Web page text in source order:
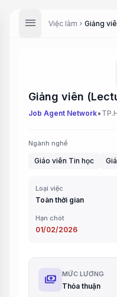
menu Việc làm chevron_right Giảng
Giảng viên
Job Agent Network•
Ngành nghề
Giáo viên Tin học
Loại việc
Toàn thời gian
Hạn chót
01/02/2026
payments MỨC LƯƠNG
Thỏa thuận